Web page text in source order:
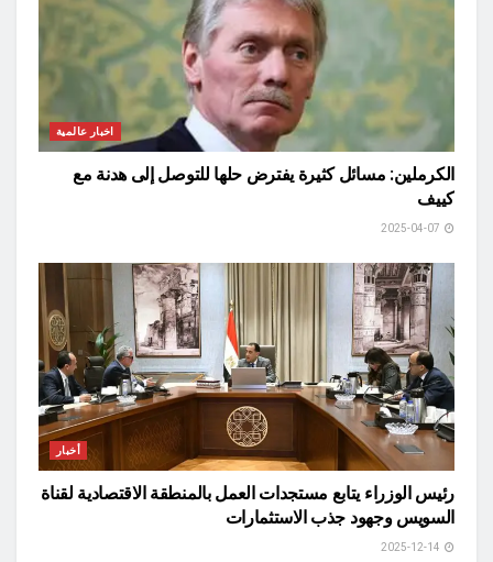
اخبار عالمية
الكرملين: مسائل كثيرة يفترض حلها للتوصل إلى هدنة مع
كييف
أخبار
رئيس الوزراء يتابع مستجدات العمل بالمنطقة الاقتصادية لقناة
السويس وجهود جذب الاستثمارات